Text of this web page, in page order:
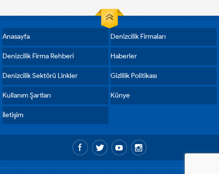
Anasayfa Denizcilik Firmaları
Denizcilik Firma Rehberi Haberler
Denizcilik Sektörü Linkler Gizlilik Politikası
Kullanım Şartları Künye
İletişim